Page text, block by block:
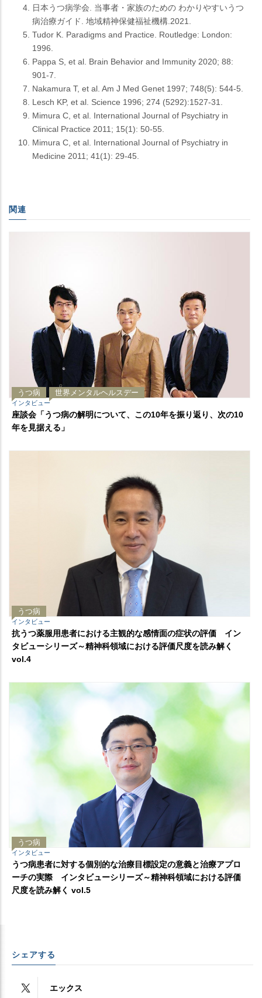
日本うつ病学会. 当事者・家族のための わかりやすいうつ
病治療ガイド. 地域精神保健福祉機構.2021.
Tudor K. Paradigms and Practice. Routledge: London:
1996.
Pappa S, et al. Brain Behavior and Immunity 2020; 88:
901-7.
Nakamura T, et al. Am J Med Genet 1997; 748(5): 544-5.
Lesch KP, et al. Science 1996; 274 (5292):1527-31.
Mimura C, et al. International Journal of Psychiatry in
Clinical Practice 2011; 15(1): 50-55.
Mimura C, et al. International Journal of Psychiatry in
Medicine 2011; 41(1): 29-45.
関連
うつ病 世界メンタルヘルスデー
インタビュー
座談会「うつ病の解明について、この10年を振り返り、次の10
年を見据える」
うつ病
インタビュー
抗うつ薬服用患者における主観的な感情面の症状の評価 イン
タビューシリーズ～精神科領域における評価尺度を読み解く
vol.4
うつ病
インタビュー
うつ病患者に対する個別的な治療目標設定の意義と治療アプロ
ーチの実際 インタビューシリーズ～精神科領域における評価
尺度を読み解く vol.5
シェアする